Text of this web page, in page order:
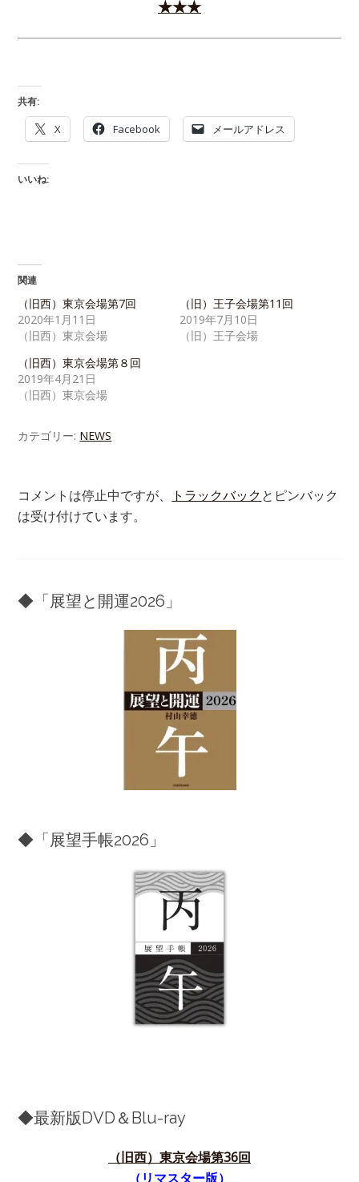
★★★
共有:
X Facebook メールアドレス
いいね:
関連
（旧西）東京会場第7回
2020年1月11日
（旧西）東京会場
（旧）王子会場第11回
2019年7月10日
（旧）王子会場
（旧西）東京会場第８回
2019年4月21日
（旧西）東京会場
カテゴリー: NEWS
コメントは停止中ですが、 トラックバックとピンバック
は受け付けています。
◆「展望と開運2026」
◆「展望手帳2026」
◆最新版DVD＆Blu-ray
（旧西）東京会場第36回
（リマスター版）